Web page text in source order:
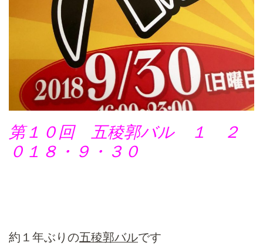
第１０回 五稜郭バル １
２
０１８・９・３０
約１年ぶりの五稜郭バルです